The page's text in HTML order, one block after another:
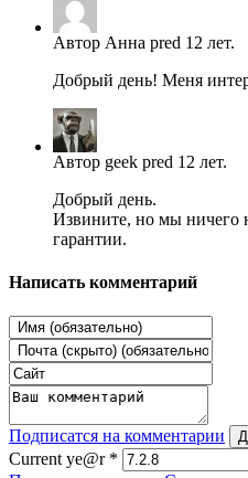
Автор Анна pred 12 лет.
Добрый день! Меня
Автор geek pred 12 лет.
Добрый день.
Извините, но мы ничего
гарантии.
Написать комментарий
Подписатся на комментарии
Current ye@r *